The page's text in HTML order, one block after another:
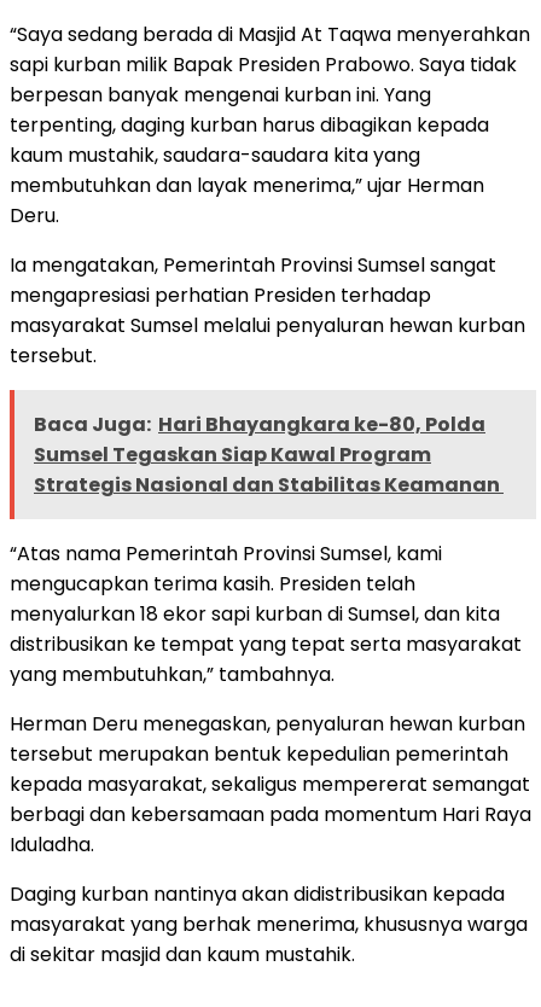
“Saya sedang berada di Masjid At Taqwa menyerahkan
sapi kurban milik Bapak Presiden Prabowo. Saya tidak
berpesan banyak mengenai kurban ini. Yang
terpenting, daging kurban harus dibagikan kepada
kaum mustahik, saudara-saudara kita yang
membutuhkan dan layak menerima,” ujar Herman
Deru.
Ia mengatakan, Pemerintah Provinsi Sumsel sangat
mengapresiasi perhatian Presiden terhadap
masyarakat Sumsel melalui penyaluran hewan kurban
tersebut.
Baca Juga: Hari Bhayangkara ke-80, Polda
Sumsel Tegaskan Siap Kawal Program
Strategis Nasional dan Stabilitas Keamanan ‎
“Atas nama Pemerintah Provinsi Sumsel, kami
mengucapkan terima kasih. Presiden telah
menyalurkan 18 ekor sapi kurban di Sumsel, dan kita
distribusikan ke tempat yang tepat serta masyarakat
yang membutuhkan,” tambahnya.
Herman Deru menegaskan, penyaluran hewan kurban
tersebut merupakan bentuk kepedulian pemerintah
kepada masyarakat, sekaligus mempererat semangat
berbagi dan kebersamaan pada momentum Hari Raya
Iduladha.
Daging kurban nantinya akan didistribusikan kepada
masyarakat yang berhak menerima, khususnya warga
di sekitar masjid dan kaum mustahik.